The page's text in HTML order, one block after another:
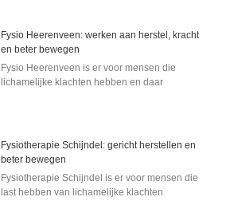
Fysio Heerenveen: werken aan herstel, kracht
en beter bewegen
Fysio Heerenveen is er voor mensen die
lichamelijke klachten hebben en daar
Fysiotherapie Schijndel: gericht herstellen en
beter bewegen
Fysiotherapie Schijndel is er voor mensen die
last hebben van lichamelijke klachten